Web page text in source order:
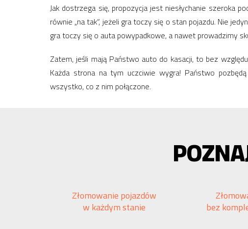
Jak dostrzega się, propozycja jest niesłychanie szeroka
równie „na tak”, jeżeli gra toczy się o stan pojazdu. Nie
gra toczy się o auta powypadkowe, a nawet prowadzimy
Zatem, jeśli mają Państwo auto do kasacji, to bez
Każda strona na tym uczciwie wygra! Państwo
wszystko, co z nim połączone.
Złomowanie pojazdów
w każdym stanie bez